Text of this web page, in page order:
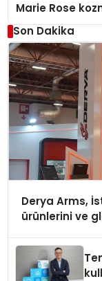
Marie Rose
Son Dakika
Derya Arms,
ürünlerini ve